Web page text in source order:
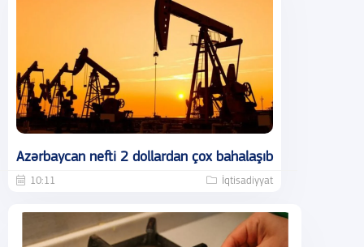
Azərbaycan nefti 2 dollardan çox bahalaşıb
10:11 İqtisadiyyat